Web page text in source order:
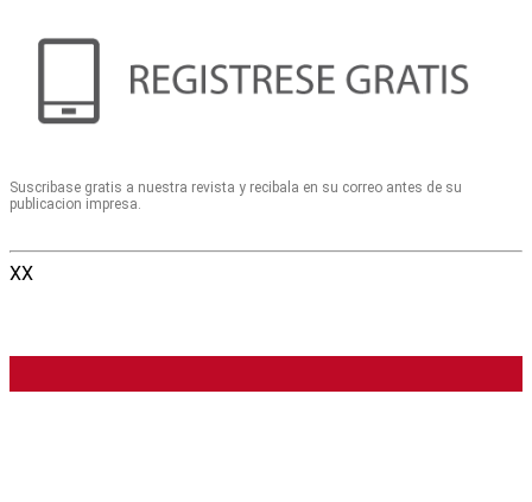
Suscribase gratis a nuestra revista y recibala en su correo antes de su
publicacion impresa.
XX